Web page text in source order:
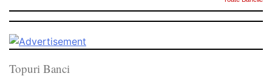
Topuri Banci